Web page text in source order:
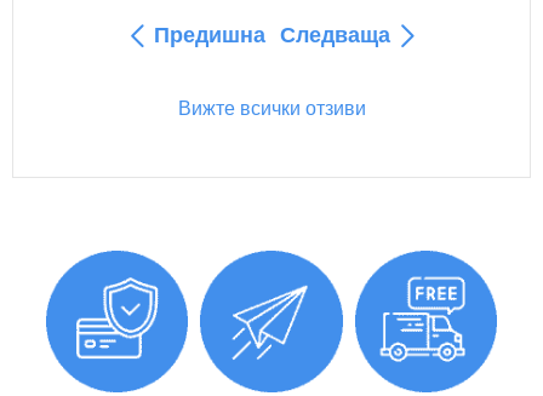
Предишна Следваща
Вижте всички отзиви